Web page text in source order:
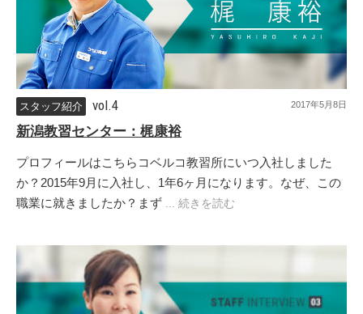
スタッフ紹介 vol.4 2017年5月8日
新潟教習センター：梶康裕
プロフィールはこちらコベルコ教習所にいつ入社しました
か？2015年9月に入社し、1年6ヶ月になります。なぜ、この
職業に就きましたか？まず ... 続きを読む